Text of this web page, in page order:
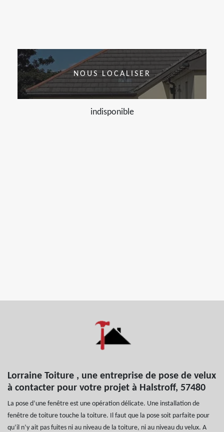
NOUS LOCALISER
indisponible
Lorraine Toiture , une entreprise de pose de velux
à contacter pour votre projet à Halstroff, 57480
La pose d’une fenêtre est une opération délicate. Une installation de
fenêtre de toiture touche la toiture. Il faut que la pose soit parfaite pour
qu’il n’y ait pas fuites ni au niveau de la toiture, ni au niveau du velux. A